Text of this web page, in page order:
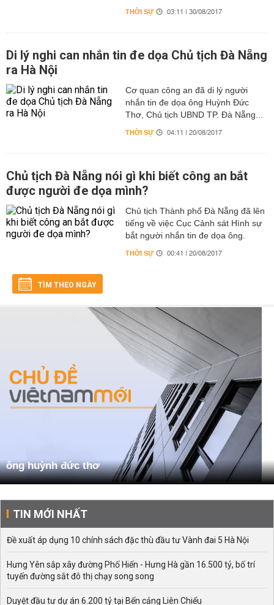
THỜI SỰ 03:11 | 30/08/2017
Di lý nghi can nhắn tin đe dọa Chủ tịch Đà Nẵng
ra Hà Nội
Cơ quan công an đã di lý người
nhắn tin đe dọa ông Huỳnh Đức
Thơ, Chủ tịch UBND TP. Đà Nẵng...
THỜI SỰ 04:11 | 20/08/2017
Chủ tịch Đà Nẵng nói gì khi biết công an bắt
được người đe dọa mình?
Chủ tịch Thành phố Đà Nẵng đã lên
tiếng về việc Cục Cảnh sát Hình sự
bắt người nhắn tin đe dọa ông.
THỜI SỰ 00:41 | 20/08/2017
TÌM THEO NGÀY
ông huỳnh đức thơ
TIN MỚI NHẤT
Đề xuất áp dụng 10 chính sách đặc thù đầu tư Vành đai 5 Hà Nội
Hưng Yên sắp xây đường Phố Hiến - Hưng Hà gần 16.500 tỷ, bố trí
tuyến đường sắt đô thị chạy song song
Duyệt đầu tư dự án 6.200 tỷ tại Bến cảng Liên Chiểu